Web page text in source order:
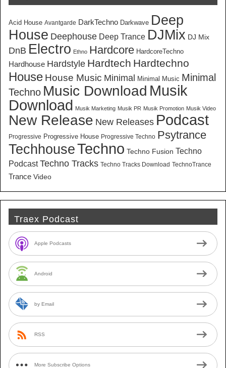
Acid House Avantgarde DarkTechno Darkwave Deep
House Deephouse Deep Trance DJMix DJ Mix
DnB Electro Ethno Hardcore HardcoreTechno
Hardhouse Hardstyle Hardtech Hardtechno
House House Music Minimal Minimal Music Minimal
Techno Music Download Musik
Download Musik Marketing Musik PR Musik Promotion Musik Video
New Release New Releases Podcast
Progressive Progressive House Progressive Techno Psytrance
TechhouseTechno Techno Fusion Techno
Podcast Techno Tracks Techno Tracks Download TechnoTrance
Trance Video
Traex Podcast
Apple Podcasts
Android
by Email
RSS
More Subscribe Options